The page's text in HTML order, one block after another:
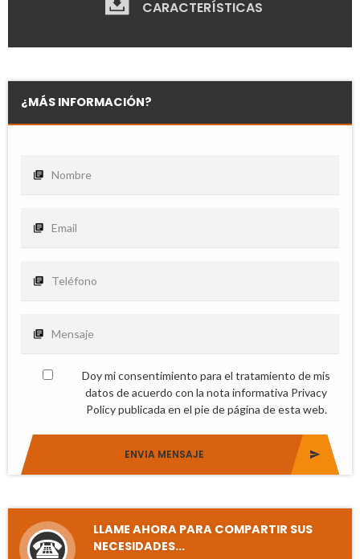
CARACTERÍSTICAS
¿MÁS INFORMACIÓN?
Doy mi consentimiento para el tratamiento de mis
datos de acuerdo con la nota informativa Privacy
Policy publicada en el pie de página de esta web.
ENVIA MENSAJE
LLAME AHORA PARA COMPARTIR SUS
NECESIDADES...